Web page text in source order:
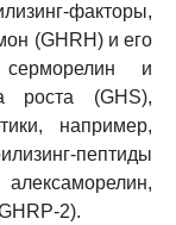
факторы,
(GHRH) и его
и
роста (GHS),
например,
пептиды
2).